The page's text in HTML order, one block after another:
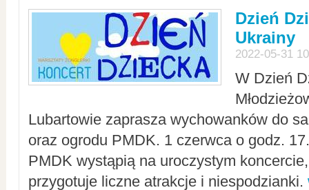
Dzień
Ukrainy
2022-05-31
W Dzień
Lubartowie zaprasza wychowanków do
oraz ogrodu PMDK. 1 czerwca o godz.
PMDK wystąpią na uroczystym
przygotuje liczne atrakcje i niespodzianki.